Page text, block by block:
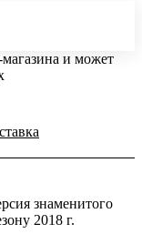
магазина и может
знаменитого
2018 г.